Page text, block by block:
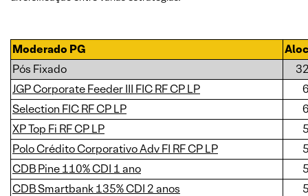
Moderado PG
Pós Fixado
JGP Corporate Feeder III FIC RF CP LP
Selection FIC RF CP LP
XP Top Fi RF CP LP
Polo Crédito Corporativo Adv FI RF CP LP
CDB Pine 110% CDI 1 ano
CDB Smartbank 135% CDI 2 anos